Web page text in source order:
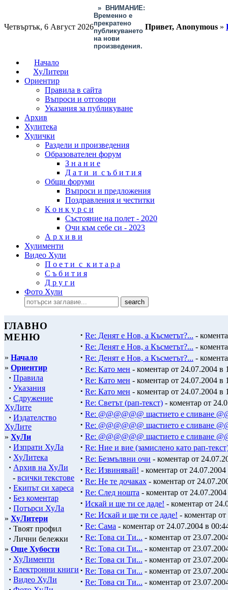
Четвъртък, 6 Август 2026
»
ВНИМАНИЕ:
Временно е
прекратено
публикуването
на нови
произведения.
Привет, Anonymous »
Начало
ХуЛитери
Ориентир
Правила в сайта
Въпроси и отговори
Указания за публикуване
Архив
Хулитека
Хулички
Раздели и произведения
Образователен форум
З н а н и е
Д а т и и с ъ б и т и я
Общи форуми
Въпроси и предложения
Поздравления и честитки
К о н к у р с и
Състояние на полет - 2020
Очи към себе си - 2023
А р х и в и
Хулименти
Видео Хули
П о е т и с к и т а р а
С ъ б и т и я
Д р у г и
Фото Хули
ГЛАВНО
МЕНЮ
» Начало
» Ориентир
· Правила
· Указания
· Сдружение
ХуЛите
· Издателство
ХуЛите
» ХуЛи
· Изпрати ХуЛа
· ХуЛитека
· Архив на ХуЛи
- всички текстове
· Екипът си хареса
· Без коментар
· Потърси ХуЛа
» ХуЛитери
· Твоят профил
· Лични бележки
» Още Хубости
· ХуЛименти
· Електронни книги
· Видео ХуЛи
· Re: Денят е Нов, а Късметът?... -
· Re: Денят е Нов, а Късметът?... -
· Re: Денят е Нов, а Късметът?... -
· Re: Като мен - коментар от 24.07.2004 в
· Re: Като мен - коментар от 24.07.2004 в
· Re: Като мен - коментар от 24.07.2004 в
· Re: Светът (рап-текст) - коментар от
· Re: @@@@@@ щастието е сливане
· Re: @@@@@@ щастието е сливане
· Re: @@@@@@ щастието е сливане
· Re: Ние и вие (замислено като рап-
· Re: Безмълвни очи - коментар от
· Re: Извинявай! - коментар от
· Re: Не те дочаках - коментар от
· Re: След нощта - коментар от
· Искай и ще ти се даде! - коментар от
· Re: Искай и ще ти се даде! - коментар
· Re: Сама - коментар от 24.07.2004 в
· Re: Това си Ти... - коментар от
· Re: Това си Ти... - коментар от
· Re: Това си Ти... - коментар от
· Re: Това си Ти... - коментар от
· Re: Това си Ти... - коментар от